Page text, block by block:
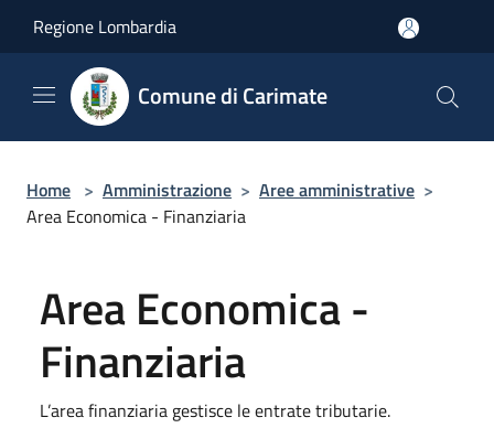
Regione Lombardia
Comune di Carimate
Home > Amministrazione > Aree amministrative >
Area Economica - Finanziaria
Area Economica -
Finanziaria
L’area finanziaria gestisce le entrate tributarie.